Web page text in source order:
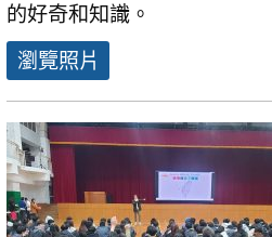
的好奇和知識。
瀏覽照片